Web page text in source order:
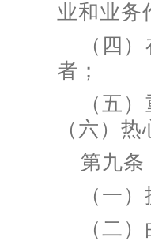
业和业务
（四
者；
（五
（六）
第九条
（一
（二